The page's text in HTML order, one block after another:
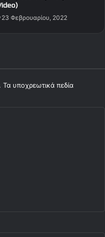
23 Φεβρουαρίου, 2022
Τα υποχρεωτικά πεδία